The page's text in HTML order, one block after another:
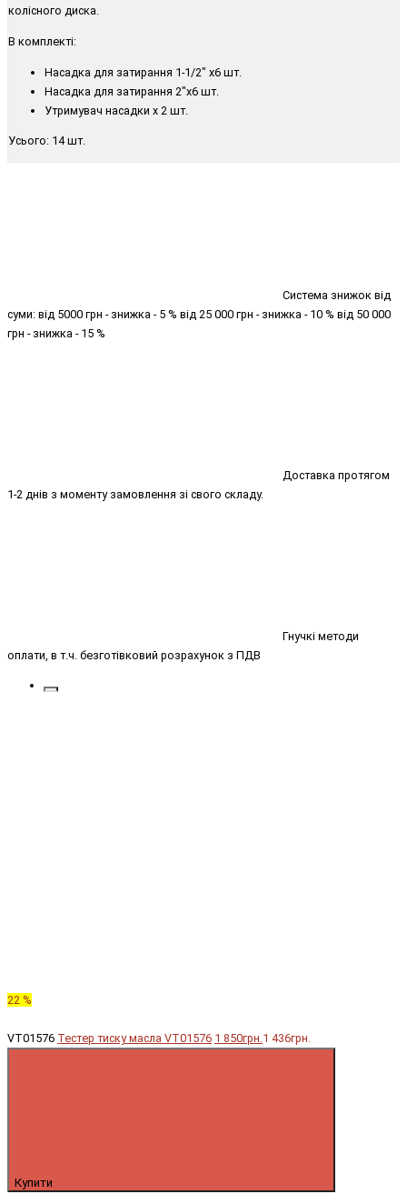
колісного диска.
В комплекті:
Насадка для затирання 1-1/2" х6 шт.
Насадка для затирання 2"x6 шт.
Утримувач насадки х 2 шт.
Усього: 14 шт.
Система знижок від
суми: від 5000 грн - знижка - 5 % від 25 000 грн - знижка - 10 % від 50 000
грн - знижка - 15 %
Доставка протягом
1-2 днів з моменту замовлення зі свого складу.
Гнучкі методи
оплати, в т.ч. безготівковий розрахунок з ПДВ
22 %
VT01576 Тестер тиску масла VT01576 1 850грн.1 436грн.
Купити